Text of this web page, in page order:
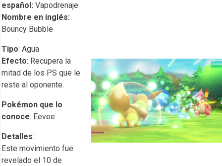
español: Vapodrenaje
Nombre en inglés:
Bouncy Bubble
Tipo: Agua
Efecto: Recupera la
mitad de los PS que le
reste al oponente.
Pokémon que lo
conoce: Eevee
Detalles:
Este movimiento fue
revelado el 10 de